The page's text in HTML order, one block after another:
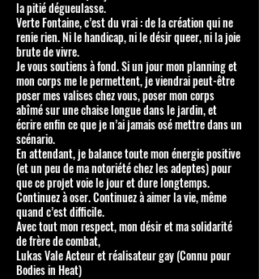
la pitié dégueulasse.
Verte Fontaine, c’est du vrai : de la création qui ne
renie rien. Ni le handicap, ni le désir queer, ni la joie
brute de vivre.
Je vous soutiens à fond. Si un jour mon planning et
mon corps me le permettent, je viendrai peut-être
poser mes valises chez vous, poser mon corps
abîmé sur une chaise longue dans le jardin, et
écrire enfin ce que je n’ai jamais osé mettre dans un
scénario.
En attendant, je balance toute mon énergie positive
(et un peu de ma notoriété chez les adeptes) pour
que ce projet voie le jour et dure longtemps.
Continuez à oser. Continuez à aimer la vie, même
quand c’est difficile.
Avec tout mon respect, mon désir et ma solidarité
de frère de combat,
Lukas Vale Acteur et réalisateur gay (Connu pour
Bodies in Heat)